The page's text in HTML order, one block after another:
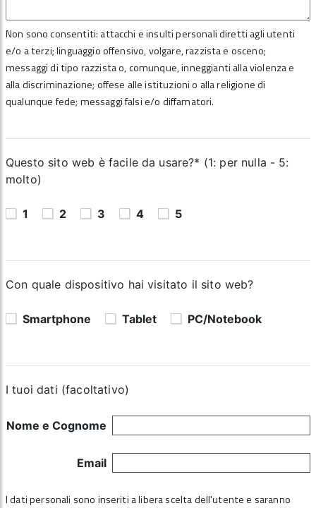
Non sono consentiti: attacchi e insulti personali diretti agli utenti
e/o a terzi; linguaggio offensivo, volgare, razzista e osceno;
messaggi di tipo razzista o, comunque, inneggianti alla violenza e
alla discriminazione; offese alle istituzioni o alla religione di
qualunque fede; messaggi falsi e/o diffamatori.
Questo sito web è facile da usare?* (1: per nulla - 5:
molto)
1 2 3 4 5
Con quale dispositivo hai visitato il sito web?
Smartphone Tablet PC/Notebook
I tuoi dati (facoltativo)
Nome e Cognome
Email
I dati personali sono inseriti a libera scelta dell'utente e saranno